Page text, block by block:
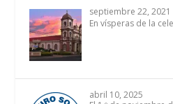
septiembre 22, 2021
En vísperas de la
abril 10, 2025